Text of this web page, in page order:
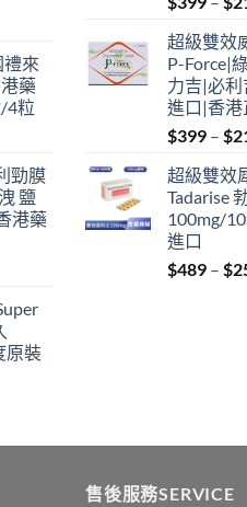
禮來
藥
4粒
勁膜
鹽
港藥
原裝
超級雙效
P-Force|
力吉|必
進口|香港
$399 – $
超級雙效
Tadarise
100mg/
進口
$489 – $
售後服務SERVICE